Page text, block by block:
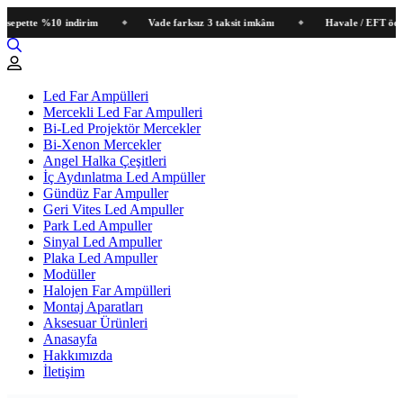
%10 indirim Vade farksız 3 taksit imkânı Havale / EFT
Led Far Ampülleri
Mercekli Led Far Ampulleri
Bi-Led Projektör Mercekler
Bi-Xenon Mercekler
Angel Halka Çeşitleri
İç Aydınlatma Led Ampüller
Gündüz Far Ampuller
Geri Vites Led Ampuller
Park Led Ampuller
Sinyal Led Ampuller
Plaka Led Ampuller
Modüller
Halojen Far Ampülleri
Montaj Aparatları
Aksesuar Ürünleri
Anasayfa
Hakkımızda
İletişim